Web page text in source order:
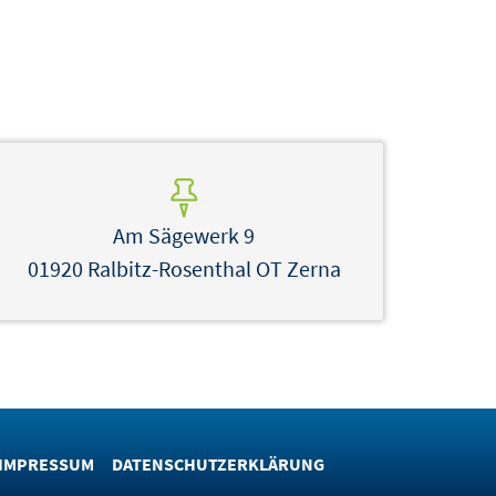
Am Sägewerk 9
01920 Ralbitz-Rosenthal OT Zerna
IMPRESSUM DATENSCHUTZERKLÄRUNG